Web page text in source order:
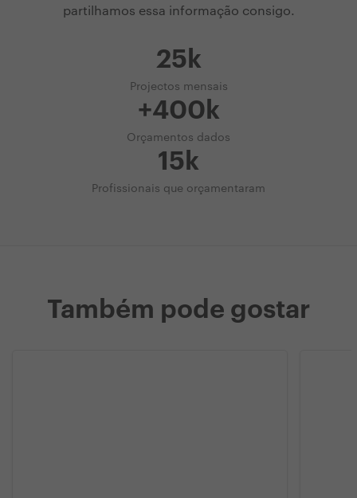
partilhamos essa informação consigo.
25k
Projectos mensais
+400k
Orçamentos dados
15k
Profissionais que orçamentaram
Também pode gostar